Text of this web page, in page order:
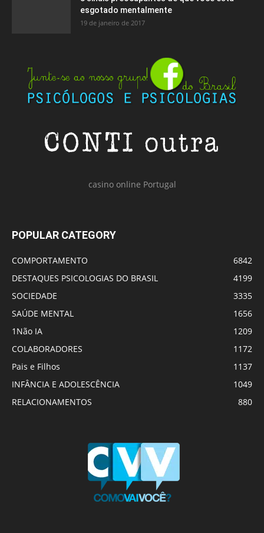
esgotado mentalmente
19 de janeiro de 2017
casino online Portugal
POPULAR CATEGORY
COMPORTAMENTO
6842
DESTAQUES PSICOLOGIAS DO BRASIL
4199
SOCIEDADE
3335
SAÚDE MENTAL
1656
1Não IA
1209
COLABORADORES
1172
Pais e Filhos
1137
INFÂNCIA E ADOLESCÊNCIA
1049
RELACIONAMENTOS
880